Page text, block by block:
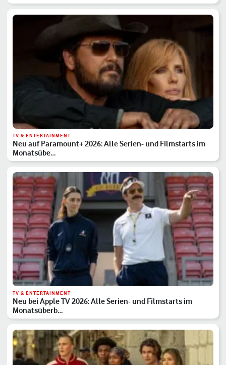
TV & ENTERTAINMENT
Neu auf Paramount+ 2026: Alle Serien- und Filmstarts im
Monatsübe…
TV & ENTERTAINMENT
Neu bei Apple TV 2026: Alle Serien- und Filmstarts im
Monatsüberb…